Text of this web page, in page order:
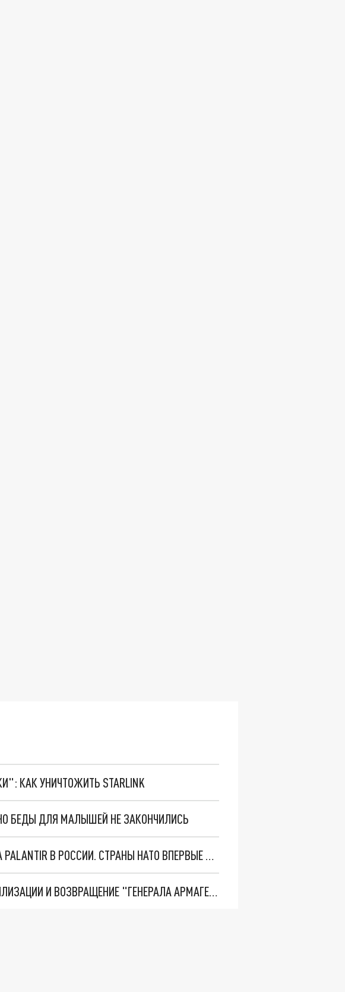
КАК УНИЧТОЖИТЬ STARLINK
БЕДЫ ДЛЯ МАЛЫШЕЙ НЕ ЗАКОНЧИЛИСЬ
"ОЧЕНЬ ПЛОХИЕ НОВОСТИ": БОЛЬШАЯ ОШИБКА PALANTIR В РОССИИ. СТРАНЫ НАТО ВПЕРВЫЕ ЗА СВО ОСТАНОВИЛИ ПОСТАВКИ ОРУЖИЯ. ВСУ ТЕРЯЮТ ПРИГРАНИЧЬЕ?
ТРИ ГЛАВНЫХ ИНСАЙДА ОБ СВО. ОТМЕНА МОБИЛИЗАЦИИ И ВОЗВРАЩЕНИЕ "ГЕНЕРАЛА АРМАГЕДДОНА"? ОТЛИЧНЫЕ НОВОСТИ, КОТОРЫЕ ЖДАЛИ ВСЕ